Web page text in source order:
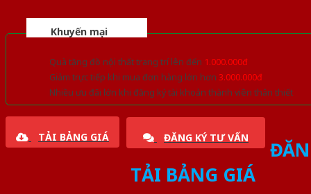
Khuyến mại
Quà tặng đồ nội thất trang trí lên đến 1.000.000đ
Giảm trực tiếp khi mua đơn hàng lớn hơn 3.000.000đ
Nhiều ưu đãi lớn khi đăng ký tài khoản thành viên thân thiết
TẢI BẢNG GIÁ ĐĂNG KÝ TƯ VẤN
TẢI BẢNG GIÁ